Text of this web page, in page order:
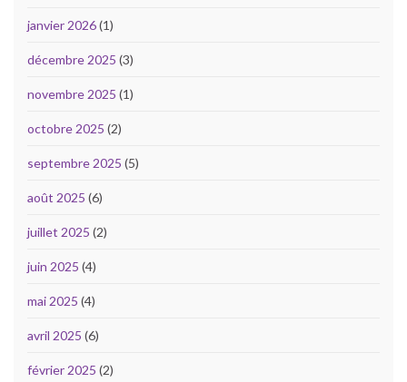
janvier 2026(1)
décembre 2025 (3)
novembre 2025 (1)
octobre 2025 (2)
septembre 2025 (5)
août 2025 (6)
juillet 2025 (2)
juin 2025 (4)
mai 2025 (4)
avril 2025 (6)
février 2025 (2)